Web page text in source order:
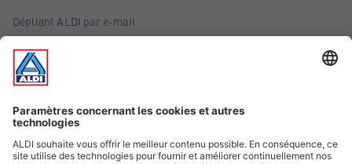
Dépliant ALDI par e-mail
Offres
Infos essentielles
Suivez ALDI Belgique